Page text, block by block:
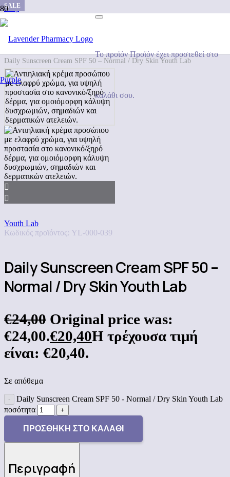
Το προϊόνΠροϊόνέχει προστεθεί στο
καλάθι σου.
Shop
/
Seasonal Specials
Summer 2026
Daily Sunscreen Cream SPF 50 – Normal / Dry Skin Youth Lab
Youth Lab
Κωδικός προϊόντος: YL-000-039
Daily Sunscreen Cream SPF 50 –
Normal / Dry Skin Youth Lab
€24,00 Original price was:
€24,00.€20,40Η τρέχουσα τιμή
είναι: €20,40.
Σε απόθεμα
Daily Sunscreen Cream SPF 50 - Normal / Dry Skin Youth Lab
ποσότητα
ΠΡΟΣΘΉΚΗ ΣΤΟ ΚΑΛΆΘΙ
Περιγραφή
SALE
SALE
SALE
SALE
SALE
SALE
SALE
SALE
SALE
SALE
SALE
SALE
SALE
SALE
SALE